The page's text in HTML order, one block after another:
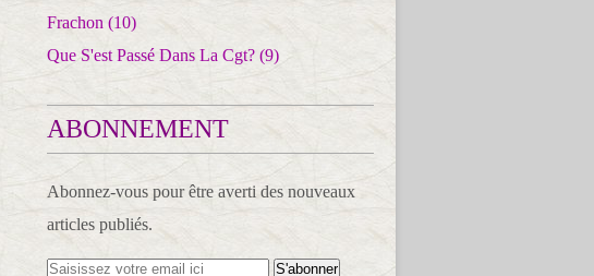
Frachon (10)
Que S'est Passé Dans La Cgt? (9)
ABONNEMENT
Abonnez-vous pour être averti des nouveaux
articles publiés.